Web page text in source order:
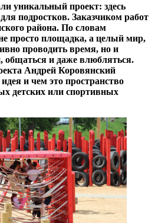
уникальный проект: здесь
подростков. Заказчиком работ
района. По словам
не просто площадка, а целый мир,
проводить время, но и
общаться и даже влюбляться.
Андрей Коровянский
и чем это пространство
детских или спортивных